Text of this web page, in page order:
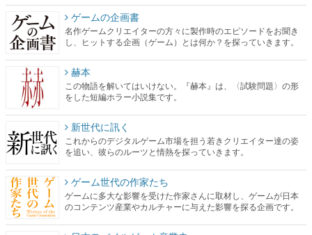
ゲームの企画書
名作ゲームクリエイターの方々に製作時のエピソードをお聞き
し、ヒットする企画（ゲーム）とは何か？を探っていきます。
赫本
この物語を解いてはいけない。『赫本』は、〈試験問題〉の形
をした短編ホラー小説集です。
新世代に訊く
これからのデジタルゲーム市場を担う若きクリエイター達の姿
を追い、彼らのルーツと情熱を探っていきます。
ゲーム世代の作家たち
ゲームに多大な影響を受けた作家さんに取材し、ゲームが日本
のコンテンツ産業やカルチャーに与えた影響を探る企画です。